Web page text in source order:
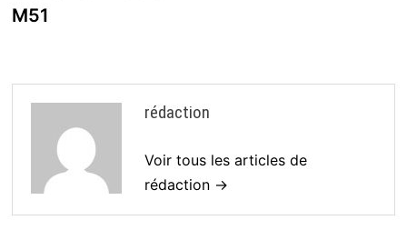
M51
rédaction
Voir tous les articles de
rédaction →